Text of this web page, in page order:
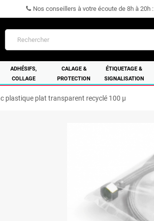
Nos conseillers à votre écoute de 8h à 20h :
ADHÉSIFS,
COLLAGE
CALAGE &
PROTECTION
ÉTIQUETAGE &
SIGNALISATION
plastique plat transparent recyclé 100 µ